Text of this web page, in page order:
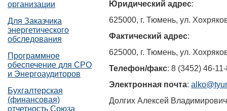
организации
Для Заказчика
энергетического
обследования
Программное
обеспечение для СРО
и Энергоаудиторов
Бухгалтерская
(финансовая)
отчетность Союза
Юридический адрес:
625000, г. Тюмень, ул.
Фактический адрес:
625000, г. Тюмень, ул.
Телефон/факс: 8 (3452) 46-
Электронная почта:
Долгих Алексей Владимирович